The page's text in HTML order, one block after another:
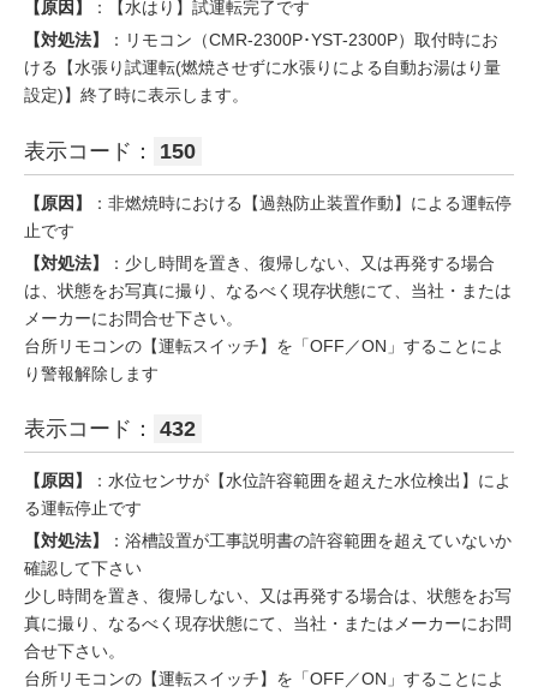
【原因】
：【水はり】試運転完了です
【対処法】
：リモコン（CMR-2300P･YST-2300P）取付時にお
ける【水張り試運転(燃焼させずに水張りによる自動お湯はり量
設定)】終了時に表示します。
表示コード： 150
【原因】
：非燃焼時における【過熱防止装置作動】による運転停
止です
【対処法】
：少し時間を置き、復帰しない、又は再発する場合
は、状態をお写真に撮り、なるべく現存状態にて、当社・または
メーカーにお問合せ下さい。
台所リモコンの【運転スイッチ】を「OFF／ON」することによ
り警報解除します
表示コード： 432
【原因】
：水位センサが【水位許容範囲を超えた水位検出】によ
る運転停止です
【対処法】
：浴槽設置が工事説明書の許容範囲を超えていないか
確認して下さい
少し時間を置き、復帰しない、又は再発する場合は、状態をお写
真に撮り、なるべく現存状態にて、当社・またはメーカーにお問
合せ下さい。
台所リモコンの【運転スイッチ】を「OFF／ON」することによ